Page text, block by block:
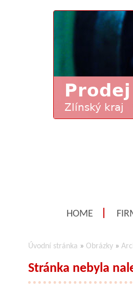
HOME
Úvodní stránka » Obrázky »
Stránka nebyla